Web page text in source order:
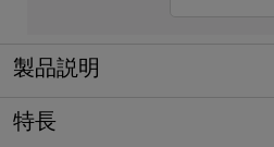
PDP Section - Mobile Accordion
製品説明
特長